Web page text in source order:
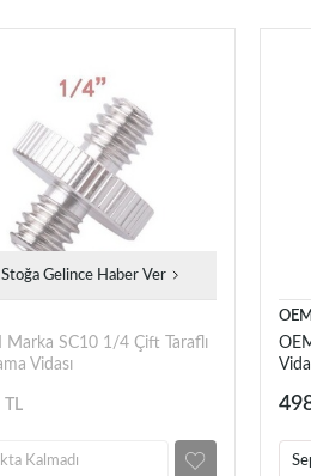
Stoğa Gelince Haber Ver
Marka SC10 1/4 Çift Taraflı
Vidası
TL
Kalmadı
OEM